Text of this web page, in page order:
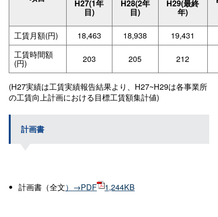
H27(1年
目)
H28(2年
目)
H29(最終
年)
工賃月額(円) 18,463 18,938
19,431
工賃時間額
(円) 203 205 212
(H27実績は工賃実績報告結果より、H27~H29は各事業所
の工賃向上計画における目標工賃額集計値)
計画書
計画書（全文） →PDF 1,244KB